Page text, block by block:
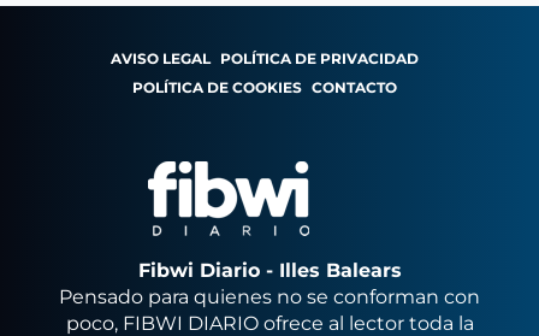
AVISO LEGAL POLÍTICA DE PRIVACIDAD
POLÍTICA DE COOKIES CONTACTO
Fibwi Diario - Illes Balears
Pensado para quienes no se conforman con
poco, FIBWI DIARIO ofrece al lector toda la